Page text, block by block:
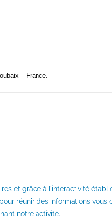
– France.
et grâce à l’interactivité
réunir des informations vous
notre activité.